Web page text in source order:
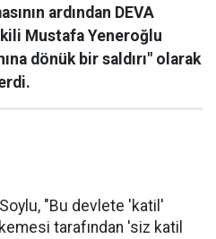
ardından DEVA
Mustafa Yeneroğlu
dönük bir saldırı" olarak
"Bu devlete 'katil'
tarafından 'siz katil